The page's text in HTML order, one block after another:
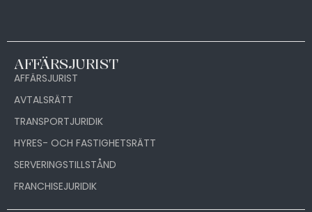
AFFÄRSJURIST
AFFÄRSJURIST
AVTALSRÄTT
TRANSPORTJURIDIK
HYRES- OCH FASTIGHETSRÄTT
SERVERINGSTILLSTÅND
FRANCHISEJURIDIK